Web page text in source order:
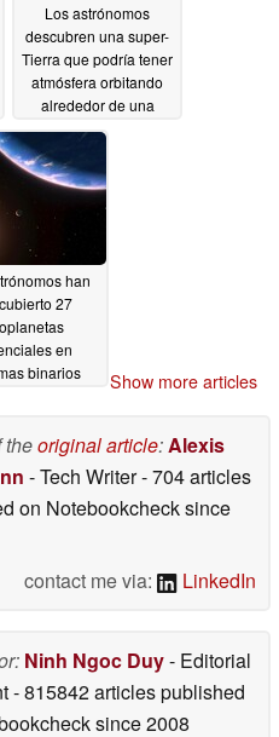
Los astrónomos
descubren una super-
Tierra que podría tener
atmósfera orbitando
alrededor de una
enana roja
han
27
en
binarios
Show more articles
theoriginal article:Alexis
- Tech Writer- 704 articles
on Notebookchecksince
contact me via:
LinkedIn
Ninh Ngoc Duy- Editorial
- 815842 articles published
since 2008